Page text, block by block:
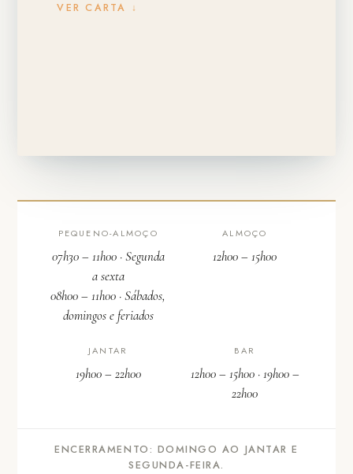
VER CARTA ↓
PEQUENO-ALMOÇO
07h30 – 11h00 · Segunda
a sexta
08h00 – 11h00 · Sábados,
domingos e feriados
ALMOÇO
12h00 – 15h00
JANTAR
19h00 – 22h00
BAR
12h00 – 15h00 · 19h00 –
22h00
ENCERRAMENTO: DOMINGO AO JANTAR E
SEGUNDA-FEIRA.